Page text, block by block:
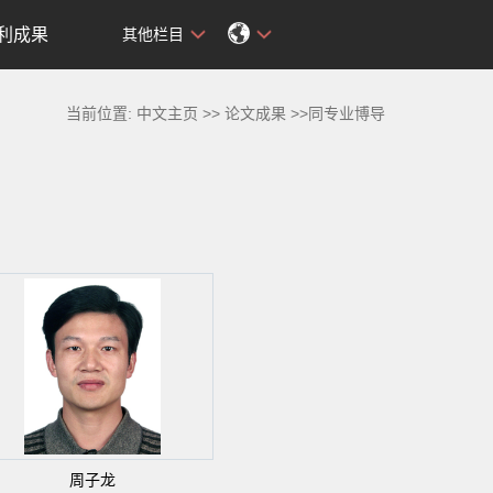
成果 其他栏目
当前位置: 中文主页 >>论文成果 >>同专业博导
周子龙